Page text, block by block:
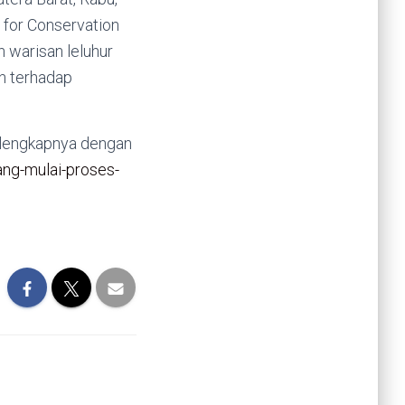
Conservation
warisan leluhur
terhadap
dengan
mulai-proses-